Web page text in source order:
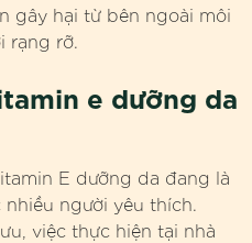
gây hại từ bên ngoài môi
rạng rỡ.
e dưỡng da
E dưỡng da đang là
người yêu thích.
việc thực hiện tại nhà